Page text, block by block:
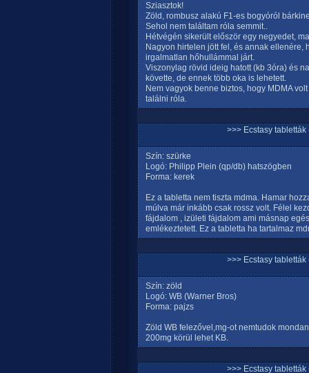
Sziasztok!
Zöld, rombusz alakú F1-es bogyóról
Sehol nem találtam róla semmit..
Hétvégén sikerült először egy negyedet,
Nagyon hirtelen jött fel, és annak ellenére,
irgalmatlan hőhullámmal járt.
Viszonylag rövid ideig hatott (kb 3óra) és
követte, de ennek több oka is lehetett.
Nem vagyok benne biztos, hogy MDMA
találni róla.
>>> Ecstasy tabletták
Szín: szürke
Logó: Philipp Plein (qp/db) hatszögben
Forma: kerek
Ez a tabletta nem tiszta mdma. Hamar
múlva már inkább csak rossz volt. Félel
fájdalom , izületi fájdalom ami másnap
emlékeztetett. Ez a tabletta ha tartalmaz
>>> Ecstasy tabletták
Szín: zöld
Logó: WB (Warner Bros)
Forma: pajzs
Zöld WB felezővel,mg-ot nemtudok
200mg körül lehet KB.
>>> Ecstasy tabletták